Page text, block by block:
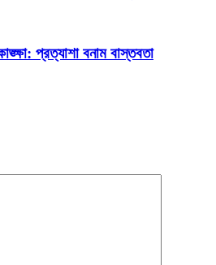
প্রত্যাশা বনাম বাস্তবতা